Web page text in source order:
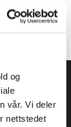
og
vår. Vi deler
nettstedet